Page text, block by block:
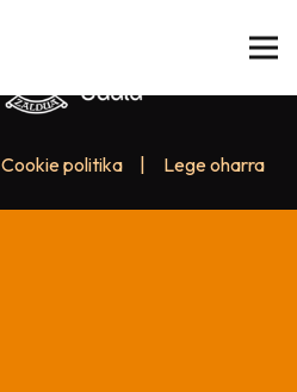
Cookie politika Lege oharra